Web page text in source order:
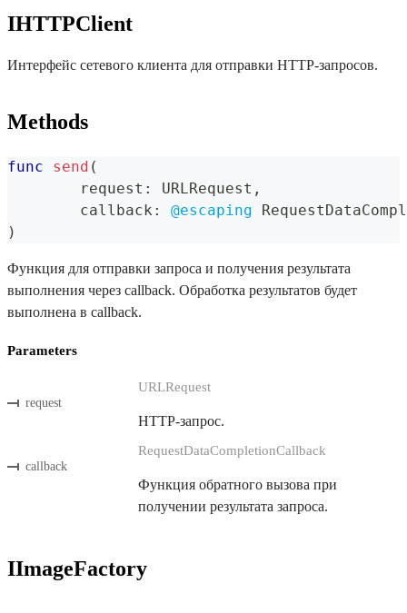
IHTTPClient
Интерфейс сетевого клиента для отправки HTTP-запросов.
Methods
func send (
	request
: URLRequest ,
	callback
: @escaping
)
Функция для отправки запроса и получения результата
выполнения через callback. Обработка результатов будет
выполнена в callback.
Parameters
request
URLRequest
HTTP-запрос.
callback
RequestDataCompletionCallback
Функция обратного вызова при
получении результата запроса.
IImageFactory